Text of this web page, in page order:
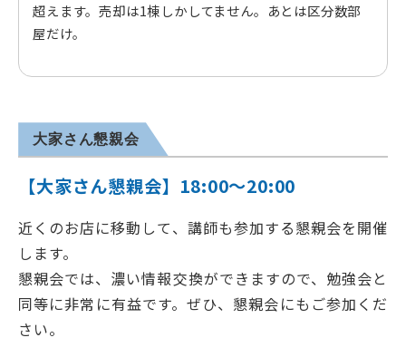
超えます。売却は1棟しかしてません。あとは区分数部
屋だけ。
大家さん懇親会
【大家さん懇親会】18:00～20:00
近くのお店に移動して、講師も参加する懇親会を開催
します。
懇親会では、濃い情報交換ができますので、勉強会と
同等に非常に有益です。ぜひ、懇親会にもご参加くだ
さい。